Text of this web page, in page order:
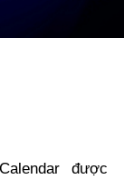
được